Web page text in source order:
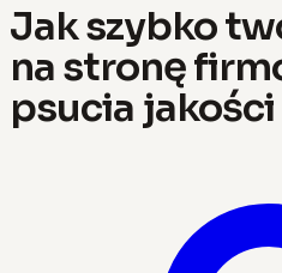
Jak szybko
na stronę
psucia jakości